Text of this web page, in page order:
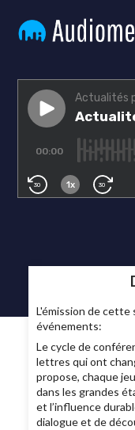
L'émission de cette
événements:
Le cycle de
lettres qui ont
propose, chaque
dans les grandes
et l’influence
dialogue et de